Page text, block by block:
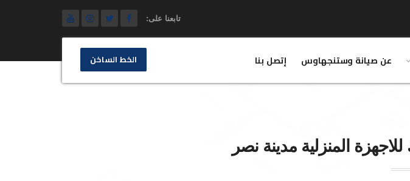
تابعنا على:
عن صيانة وستنجهاوس إتصل بنا الخط الساخن
للاجهزة المنزلية مدينة نصر